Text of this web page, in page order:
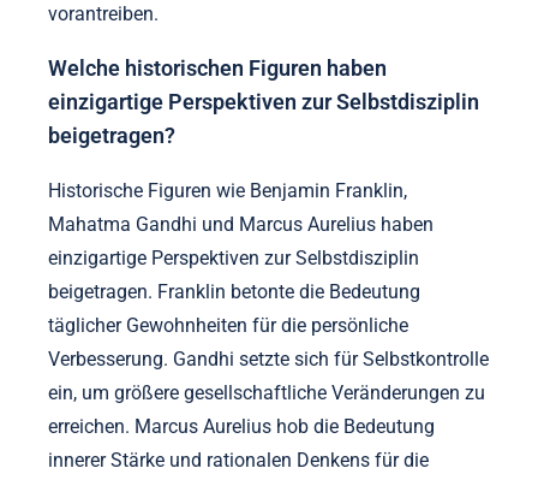
vorantreiben.
Welche historischen Figuren haben
einzigartige Perspektiven zur Selbstdisziplin
beigetragen?
Historische Figuren wie Benjamin Franklin,
Mahatma Gandhi und Marcus Aurelius haben
einzigartige Perspektiven zur Selbstdisziplin
beigetragen. Franklin betonte die Bedeutung
täglicher Gewohnheiten für die persönliche
Verbesserung. Gandhi setzte sich für Selbstkontrolle
ein, um größere gesellschaftliche Veränderungen zu
erreichen. Marcus Aurelius hob die Bedeutung
innerer Stärke und rationalen Denkens für die